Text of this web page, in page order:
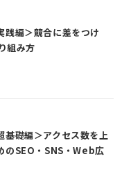
編＞競合に差をつけ
組み方
礎編＞アクセス数を上
のSEO・SNS・Web広